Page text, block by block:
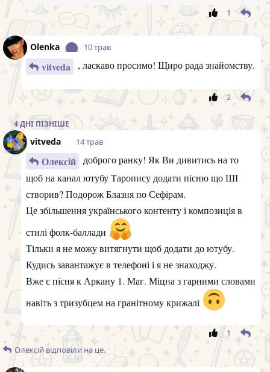
1
Olenka 10 трав
vitveda , ласкаво просимо! Щиро рада знайомству.
2
4 ДНІПІЗНІШЕ
vitveda 14 трав
Олексій доброго ранку! Як Ви дивитись на то
щоб на канал ютубу Таропису додати пісню що ШІ
створив? Подорож Блазня по Сефірам.
Це збільшення українського контенту і композиція в
стилі фолк-баллади
Тільки я не можу витягнути щоб додати до ютубу.
Кудись завантажує в телефоні і я не знаходжу.
Вже є пісня к Аркану 1. Маг. Міцна з гарними словами
навіть з тризубцем на гранітному крижалі
1
Олексійвідповіли на це.